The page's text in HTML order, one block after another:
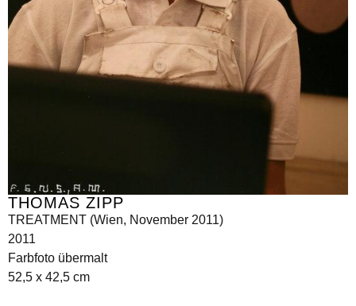
THOMAS ZIPP
TREATMENT (Wien, November 2011)
2011
Farbfoto übermalt
52,5 x 42,5 cm